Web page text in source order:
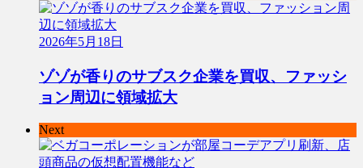
2026年5月18日
ゾゾが香りのサブスク企業を買収、ファッシ
ョン周辺に領域拡大
Next